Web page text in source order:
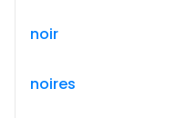
noir
noires